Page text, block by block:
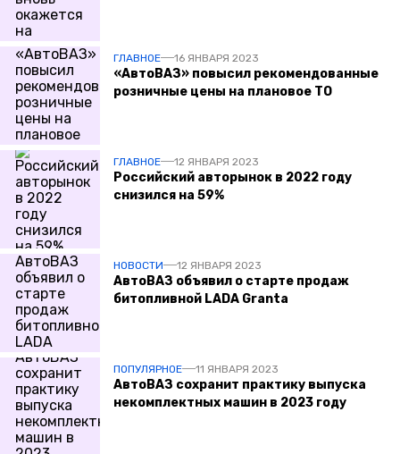
ГЛАВНОЕ 16 ЯНВАРЯ 2023
«АвтоВАЗ» повысил рекомендованные
розничные цены на плановое ТО
ГЛАВНОЕ 12 ЯНВАРЯ 2023
Российский авторынок в 2022 году
снизился на 59%
НОВОСТИ 12 ЯНВАРЯ 2023
АвтоВАЗ объявил о старте продаж
битопливной LADA Granta
ПОПУЛЯРНОЕ 11 ЯНВАРЯ 2023
АвтоВАЗ сохранит практику выпуска
некомплектных машин в 2023 году